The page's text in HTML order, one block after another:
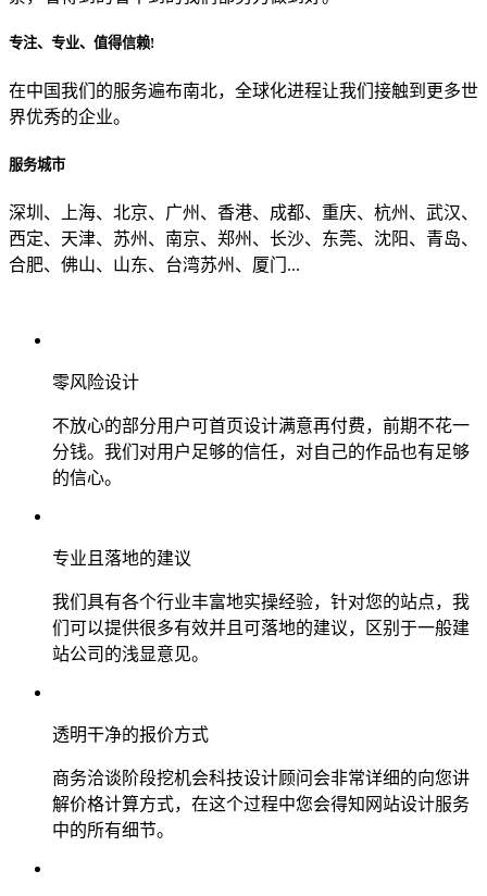
专注、专业、值得信赖!
在中国我们的服务遍布南北，全球化进程让我们接触到更多世
界优秀的企业。
服务城市
深圳、上海、北京、广州、香港、成都、重庆、杭州、武汉、
西定、天津、苏州、南京、郑州、长沙、东莞、沈阳、青岛、
合肥、佛山、山东、台湾苏州、厦门...
零风险设计
不放心的部分用户可首页设计满意再付费，前期不花一
分钱。我们对用户足够的信任，对自己的作品也有足够
的信心。
专业且落地的建议
我们具有各个行业丰富地实操经验，针对您的站点，我
们可以提供很多有效并且可落地的建议，区别于一般建
站公司的浅显意见。
透明干净的报价方式
商务洽谈阶段挖机会科技设计顾问会非常详细的向您讲
解价格计算方式，在这个过程中您会得知网站设计服务
中的所有细节。